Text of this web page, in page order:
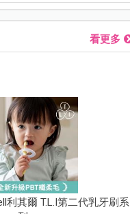
看更多
利其爾 T.L.I第二代乳牙刷系